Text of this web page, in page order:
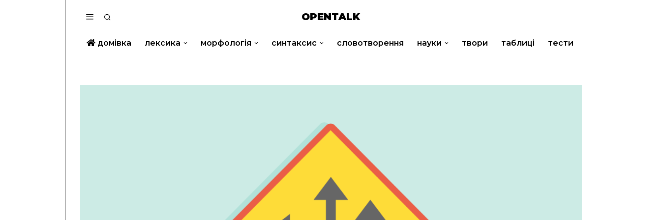
OPENTALK
домівка лексика морфологія синтаксис словотворення науки твори таблиці тести